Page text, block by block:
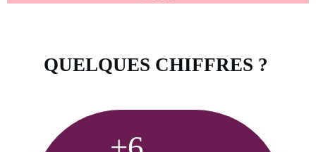
QUELQUES CHIFFRES ?